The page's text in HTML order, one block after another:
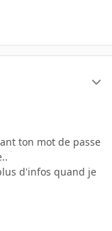
ton mot de passe
d'infos quand je